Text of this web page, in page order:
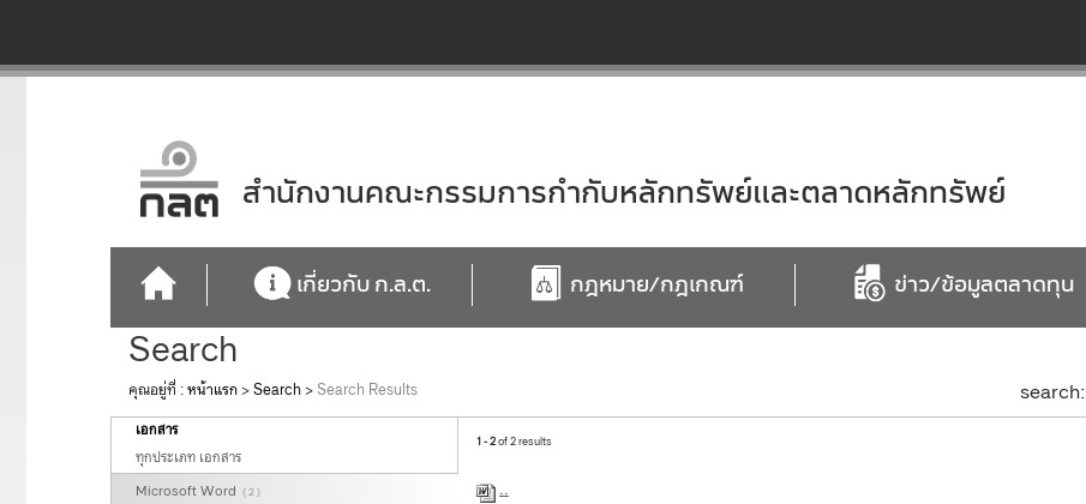
สำนักงานคณะกรรมการกำกับหลักทรัพย์และตลาดหลักทรัพย์
เกี่ยวกับ ก.ล.ต. กฎหมาย/กฎเกณฑ์ ข่าว/ข้อมูลตลาดทุน
Search
คุณอยู่ที่ :หน้าแรก >Search >Search Results search:
เอกสาร
ทุกประเภท เอกสาร
Microsoft Word ( 2 )
1 - 2of 2 results
..